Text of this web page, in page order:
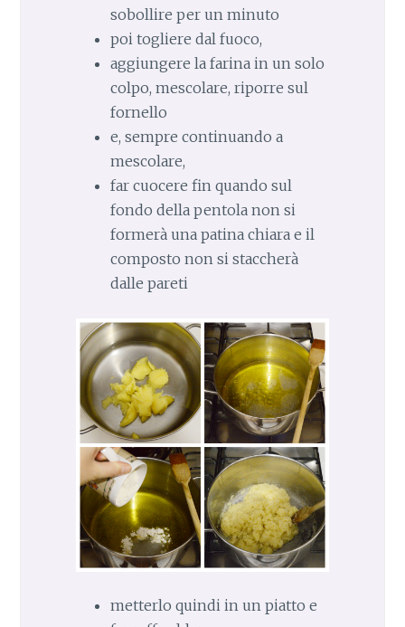
sobollire per un minuto
poi togliere dal fuoco,
aggiungere la farina in un solo
colpo, mescolare, riporre sul
fornello
e, sempre continuando a
mescolare,
far cuocere fin quando sul
fondo della pentola non si
formerà una patina chiara e il
composto non si staccherà
dalle pareti
metterlo quindi in un piatto e